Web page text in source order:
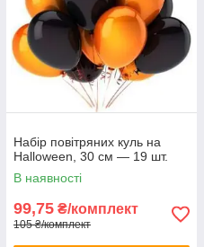
Набір повітряних куль на
Halloween, 30 см — 19 шт.
В наявності
99,75 ₴/комплект
105 ₴/комплект